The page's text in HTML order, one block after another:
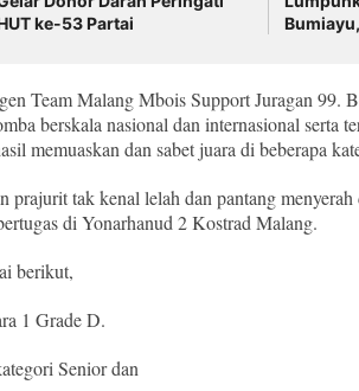
ke-53 Partai
Team Malang Mbois Support Juragan 99.
berskala nasional dan internasional serta
memuaskan dan sabet juara di beberapa
prajurit tak kenal lelah dan pantang menyerah
di Yonarhanud 2 Kostrad Malang.
berikut,
1 Grade D.
Senior dan